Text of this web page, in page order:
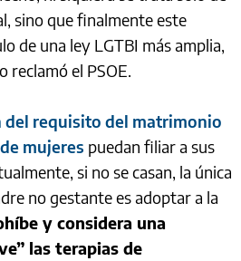
sino que finalmente este
de una ley LGTBI más amplia,
reclamó el PSOE.
del requisito del matrimonio
mujeres puedan filiar a sus
si no se casan, la única
no gestante es adoptar a la
y considera una
las terapias de